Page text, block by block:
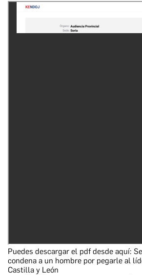
Puedes descargar el pdf desde aquí:
condena a un hombre por pegarle al
Castilla y León